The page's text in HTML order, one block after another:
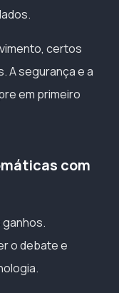
certos
A segurança e a
em primeiro
com
ganhos.
o debate e